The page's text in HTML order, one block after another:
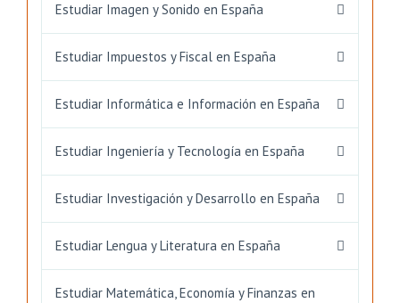
Estudiar Imagen y Sonido en España
Estudiar Impuestos y Fiscal en España
Estudiar Informática e Información en España
Estudiar Ingeniería y Tecnología en España
Estudiar Investigación y Desarrollo en España
Estudiar Lengua y Literatura en España
Estudiar Matemática, Economía y Finanzas en